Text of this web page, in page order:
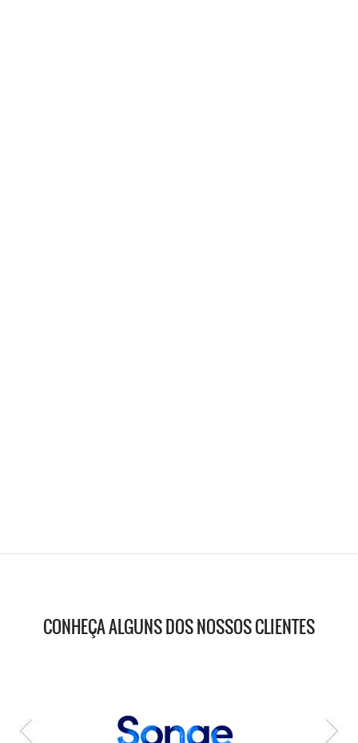
CONHEÇA ALGUNS DOS NOSSOS CLIENTES